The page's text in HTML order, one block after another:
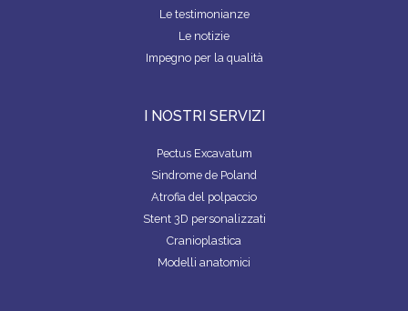
Le testimonianze
Le notizie
Impegno per la qualità
I NOSTRI SERVIZI
Pectus Excavatum
Sindrome de Poland
Atrofia del polpaccio
Stent 3D personalizzati
Cranioplastica
Modelli anatomici